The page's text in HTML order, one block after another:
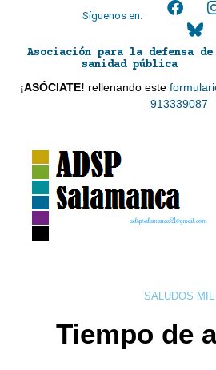
Síguenos en:
Asociación para la defensa
sanidad pública
¡ASÓCIATE! rellenando este
913339087
adspsalamanca21@gmail.com
SALUDOS MIL
Tiempo de